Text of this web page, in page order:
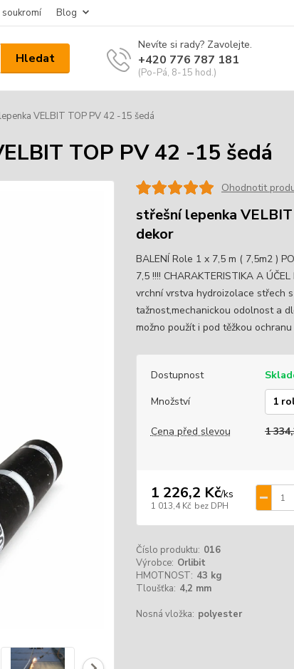
soukromí Blog
Hledat
Nevíte si rady? Zavolejte.
+420 776 787 181
(Po-Pá, 8-15 hod.)
VELBIT TOP PV 42 -15 šedá
TOP PV 42 -15 šedá
Ohodnotit
střešní lepenka
dekor
BALENÍ Role 1 x 7,5 m ( 7,5m2 )
7,5 !!!! CHARAKTERISTIKA A
vrchní vrstva hydroizolace střech
tažnost,mechanickou odolnost a
možno použít i pod těžkou
Dostupnost
Množství
Cena před slevou 1
1 226,2 Kč/ks
1 013,4 Kč bez DPH
Číslo produktu: 016
Výrobce: Orlibit
HMOTNOST: 43 kg
Tloušťka: 4,2 mm
Nosná vložka: polyester